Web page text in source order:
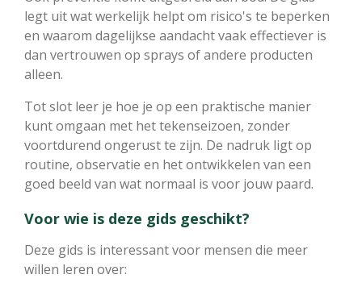
legt uit wat werkelijk helpt om risico's te beperken
en waarom dagelijkse aandacht vaak effectiever is
dan vertrouwen op sprays of andere producten
alleen.
Tot slot leer je hoe je op een praktische manier
kunt omgaan met het tekenseizoen, zonder
voortdurend ongerust te zijn. De nadruk ligt op
routine, observatie en het ontwikkelen van een
goed beeld van wat normaal is voor jouw paard.
Voor wie is deze gids geschikt?
Deze gids is interessant voor mensen die meer
willen leren over: